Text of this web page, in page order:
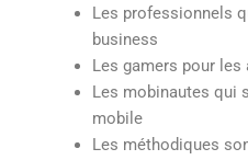
Les professionnels
business
Les gamers pour les
Les mobinautes qui
mobile
Les méthodiques